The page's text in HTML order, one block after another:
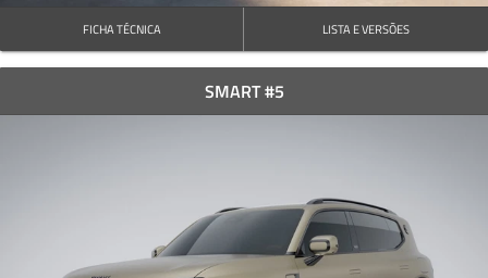
FICHA TÉCNICA LISTA E VERSÕES
SMART #5